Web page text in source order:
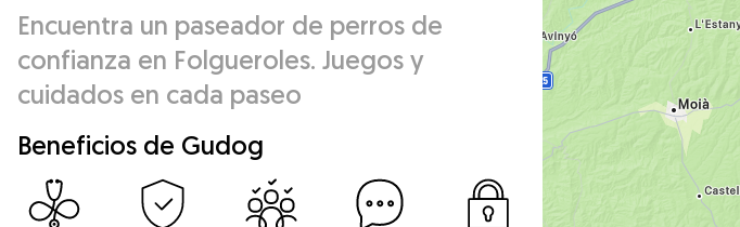
Encuentra un paseador de perros de
confianza en Folgueroles. Juegos y
cuidados en cada paseo
Beneficios de Gudog